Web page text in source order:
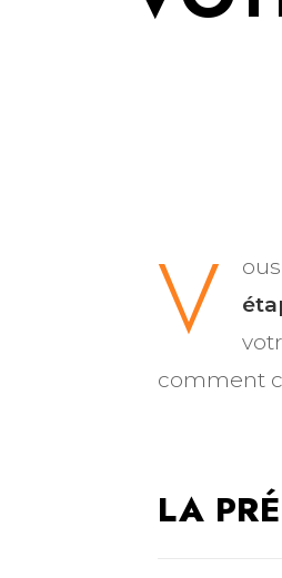
V
comment
LA